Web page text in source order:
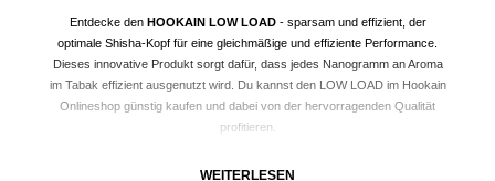
Entdecke den HOOKAIN LOW LOAD- sparsam und effizient, der
optimale Shisha-Kopf für eine gleichmäßige und effiziente Performance.
Dieses innovative Produkt sorgt dafür, dass jedes Nanogramm an Aroma
im Tabak effizient ausgenutzt wird. Du kannst den LOW LOAD im Hookain
Onlineshop günstig kaufen und dabei von der hervorragenden Qualität
profitieren.
WEITERLESEN